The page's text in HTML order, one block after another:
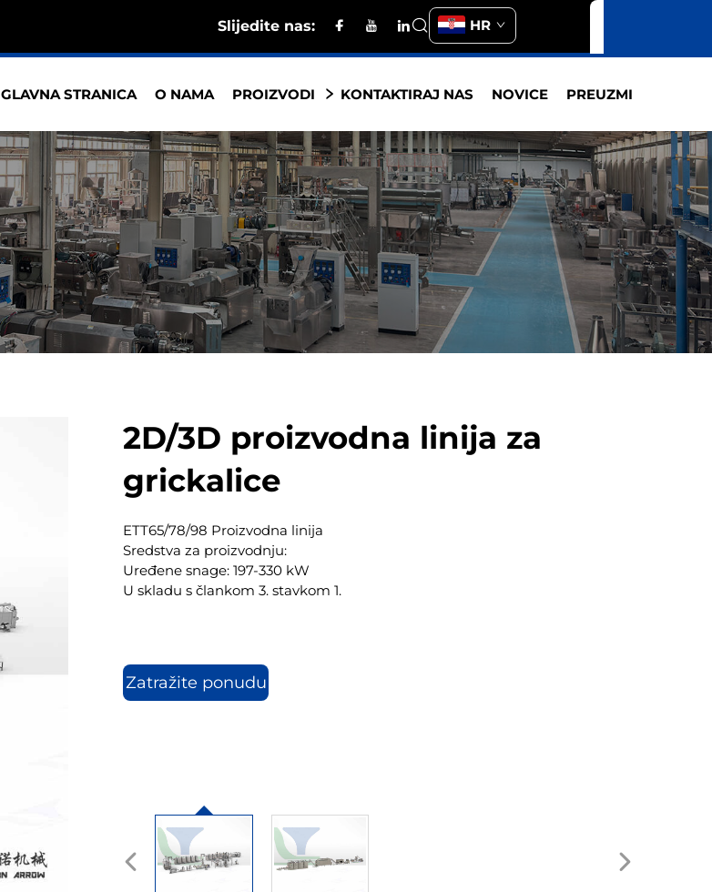
Slijedite nas: HR
GLAVNA STRANICA O NAMA PROIZVODI KONTAKTIRAJ NAS NOVICE PREUZMI
2D/3D proizvodna linija za
grickalice
ETT65/78/98 Proizvodna linija
Sredstva za proizvodnju:
Uređene snage: 197-330 kW
U skladu s člankom 3. stavkom 1.
Zatražite ponudu